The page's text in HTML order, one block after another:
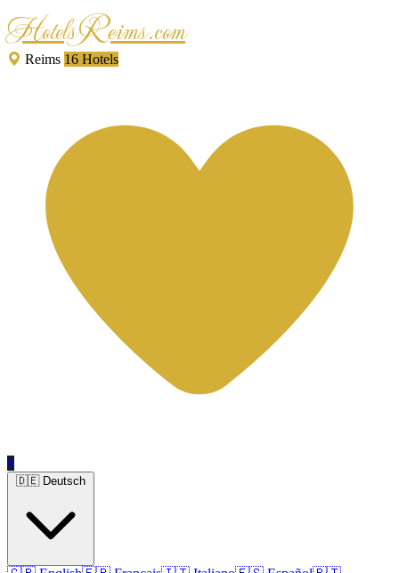
HotelsReims.com
Reims 16 Hotels
0